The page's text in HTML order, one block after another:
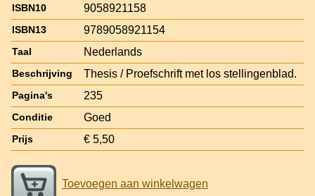
ISBN10 9058921158
ISBN13 9789058921154
Taal Nederlands
Beschrijving Thesis / Proefschrift met los stellingenblad.
Pagina's 235
Conditie Goed
Prijs € 5,50
Toevoegen aan winkelwagen